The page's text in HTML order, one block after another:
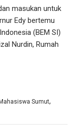
masukan untuk
Edy bertemu
(BEM SI)
Nurdin, Rumah
Mahasiswa Sumut,